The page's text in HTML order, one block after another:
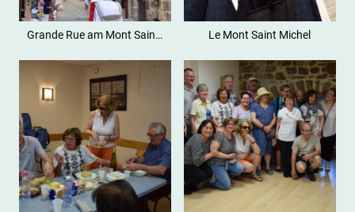
Grande Rue am Mont Saint Michel Le Mont Saint Michel